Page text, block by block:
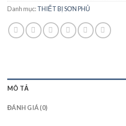
Danh mục:THIẾT BỊ SƠN PHỦ
MÔ TẢ
ĐÁNH GIÁ (0)